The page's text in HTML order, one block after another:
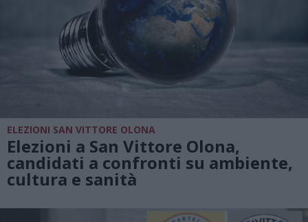
ELEZIONI SAN VITTORE OLONA
Elezioni a San Vittore Olona,
candidati a confronti su ambiente,
cultura e sanità